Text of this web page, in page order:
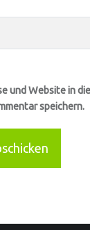
und Website in
speichern.